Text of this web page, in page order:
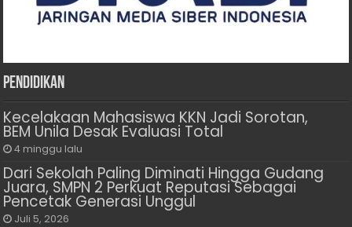
Pendidikan
Kecelakaan Mahasiswa KKN Jadi Sorotan,
BEM Unila Desak Evaluasi Total
4 minggu lalu
Dari Sekolah Paling Diminati Hingga Gudang
Juara, SMPN 2 Perkuat Reputasi Sebagai
Pencetak Generasi Unggul
Juli 5, 2026